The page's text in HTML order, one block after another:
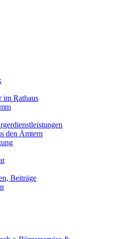
im Rathaus
den Ämtern
Beiträge